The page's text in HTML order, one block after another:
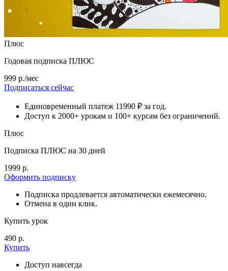
Плюс
Годовая подписка ПЛЮС
999 р./мес
Подписаться сейчас
Единовременный платеж 11990 ₽ за год.
Доступ к 2000+ урокам и 100+ курсам без ограничений.
Плюс
Подписка ПЛЮС на 30 дней
1999 р.
Оформить подписку
Подписка продлевается автоматически ежемесячно.
Отмена в один клик.
Купить урок
490 р.
Купить
Доступ навсегда